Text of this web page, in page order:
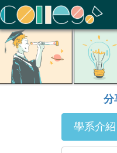
ColleGo! 大學選才與高中育
分
學系介紹